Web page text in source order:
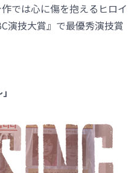
では心に傷を抱えるヒロイ
演技大賞』で最優秀演技賞